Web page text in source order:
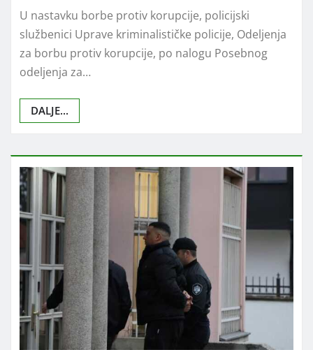
U nastavku borbe protiv korupcije, policijski
službenici Uprave kriminalističke policije, Odeljenja
za borbu protiv korupcije, po nalogu Posebnog
odeljenja za…
DALJE...